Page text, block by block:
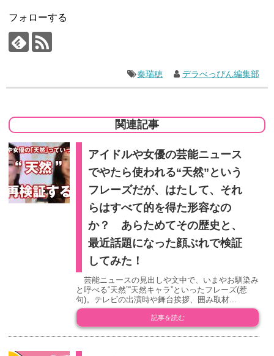
フォローする
秦瑞穂 デラべっぴん編集部
関連記事
アイドルや女優の芸能ニュース
でやたら使われる“天然”という
フレーズだが、はたして、それ
らはすべて的を得た形容なの
か？ あらためてその歴史と、
最近話題になった顔ぶれで検証
してみた！
芸能ニュースの見出しや文中で、いまやお馴染み
と呼べる“天然”“天然キャラ”といったフレーズ(惹
句)。テレビの出演時や舞台挨拶、囲み取材...
記事を読む